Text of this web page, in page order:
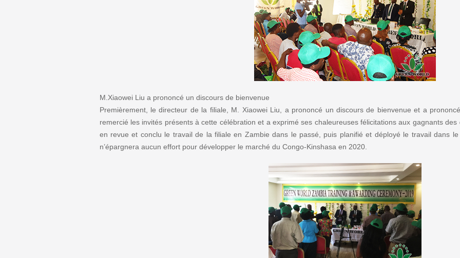
M.Xiaowei Liu a prononcé un discours de bienvenue
Premièrement, le directeur de la filiale, M. Xiaowei Liu, a prononcé un discours de bienvenue et a
remercié les invités présents à cette célébration et a exprimé ses chaleureuses félicitations aux gagnants
en revue et conclu le travail de la filiale en Zambie dans le passé, puis planifié et déployé le travail dans
n’épargnera aucun effort pour développer le marché du Congo-Kinshasa en 2020.